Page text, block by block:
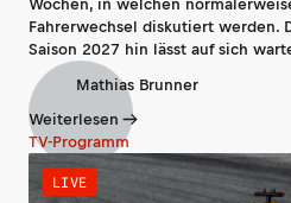
Wochen, in welchen
Fahrerwechsel diskutiert werden.
Saison 2027 hin lässt auf sich
Mathias Brunner
Weiterlesen
TV-Programm
LIVE